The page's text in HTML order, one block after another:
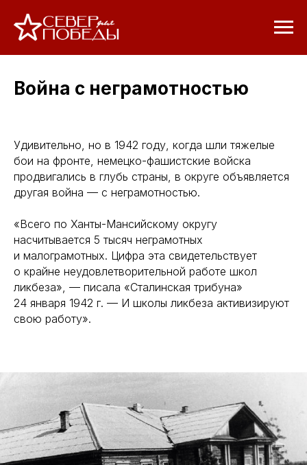
Война с неграмотностью
Удивительно, но в 1942 году, когда шли тяжелые
бои на фронте, немецко-фашистские войска
продвигались в глубь страны, в округе объявляется
другая война — с неграмотностью.
«Всего по Ханты-Мансийскому округу
насчитывается 5 тысяч неграмотных
и малограмотных. Цифра эта свидетельствует
о крайне неудовлетворительной работе школ
ликбеза», — писала «Сталинская трибуна»
24 января 1942 г. — И школы ликбеза активизируют
свою работу».